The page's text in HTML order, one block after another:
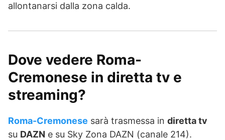
allontanarsi dalla zona calda.
Dove vedere Roma-
Cremonese in diretta tv e
streaming?
Roma-Cremonese sarà trasmessa in diretta tv
su DAZN e su Sky Zona DAZN (canale 214).